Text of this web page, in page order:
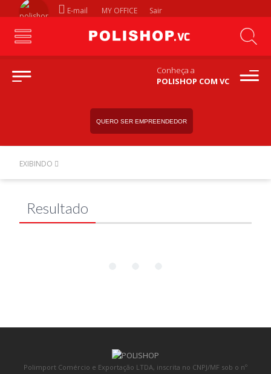
E-mail MY OFFICE Sair
Conheça a
POLISHOP COM VC
QUERO SER EMPREENDEDOR
EXIBINDO
Resultado
Polimport Comércio e Exportação LTDA, inscrita no CNPJ/MF sob o nº